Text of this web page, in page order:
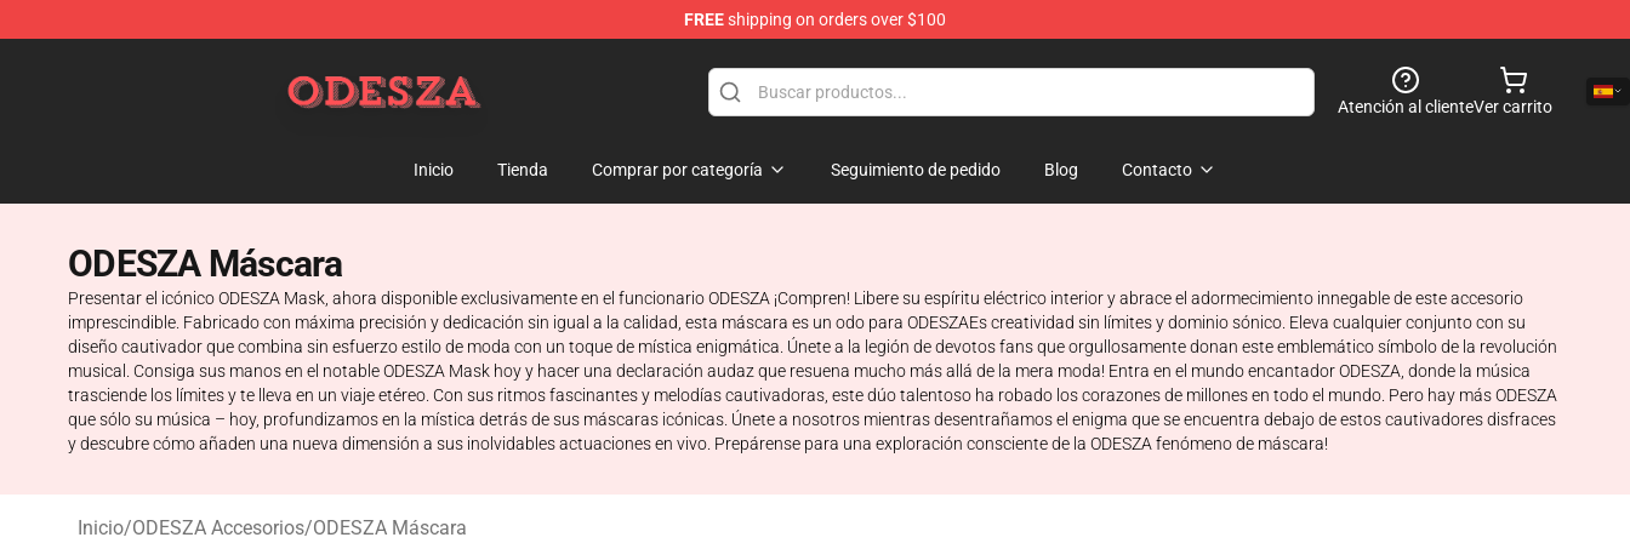
FREEshipping on orders over $100
Atención al clienteVer carrito
Inicio Tienda Comprar por categoría Seguimiento de pedido Blog Contacto
ODESZA Máscara
Presentar el icónico ODESZA Mask, ahora disponible exclusivamente en el funcionario ODESZA ¡Compren! Libere su espíritu eléctrico interior y abrace el adormecimiento innegable de este accesorio
imprescindible. Fabricado con máxima precisión y dedicación sin igual a la calidad, esta máscara es un odo para ODESZAEs creatividad sin límites y dominio sónico. Eleva cualquier conjunto con su
diseño cautivador que combina sin esfuerzo estilo de moda con un toque de mística enigmática. Únete a la legión de devotos fans que orgullosamente donan este emblemático símbolo de la revolución
musical. Consiga sus manos en el notable ODESZA Mask hoy y hacer una declaración audaz que resuena mucho más allá de la mera moda! Entra en el mundo encantador ODESZA, donde la música
trasciende los límites y te lleva en un viaje etéreo. Con sus ritmos fascinantes y melodías cautivadoras, este dúo talentoso ha robado los corazones de millones en todo el mundo. Pero hay más ODESZA
que sólo su música – hoy, profundizamos en la mística detrás de sus máscaras icónicas. Únete a nosotros mientras desentrañamos el enigma que se encuentra debajo de estos cautivadores disfraces
y descubre cómo añaden una nueva dimensión a sus inolvidables actuaciones en vivo. Prepárense para una exploración consciente de la ODESZA fenómeno de máscara!
Inicio/ODESZA Accesorios/ODESZA Máscara